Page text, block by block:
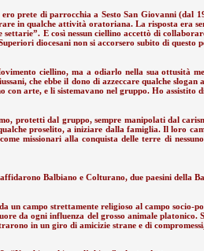
prete di parrocchia a Sesto San Giovanni (dal
in qualche attività oratoriana. La risposta era
settarie”. E così nessun ciellino accettò di
diocesani non si accorsero subito di
ciellino, ma a odiarlo nella sua ottusità
che ebbe il dono di azzeccare qualche
arte, e li sistemavano nel gruppo. Ho assistito
protetti dal gruppo, sempre manipolati dal
proselito, a iniziare dalla famiglia. Il loro
come missionari alla conquista delle terre di
Balbiano e Colturano, due paesini della
un campo strettamente religioso al campo socio-
da ogni influenza del grosso animale
in un giro di amicizie strane e di